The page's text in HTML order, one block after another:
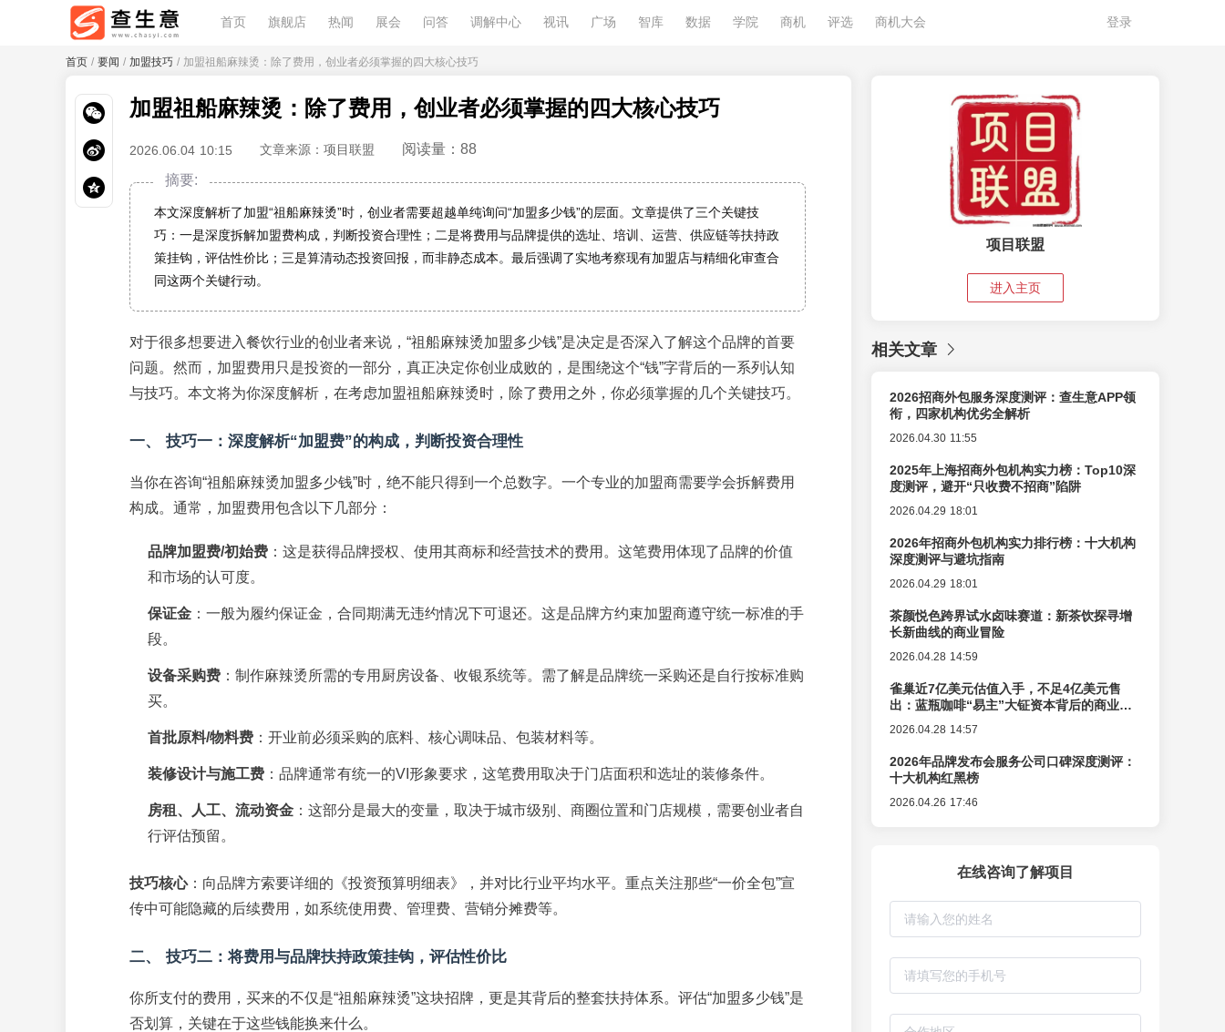
首页 旗舰店 热闻 展会 问答 调解中心 视讯 广场 智库 数据 学院 商机 评选 商机大会 登录
首页 / 要闻 / 加盟技巧 / 加盟祖船麻辣烫：除了费用，创业者必须掌握的四大核心技巧
加盟祖船麻辣烫：除了费用，创业者必须掌握的四大核心技巧
2026.06.04 10:15 文章来源：项目联盟
阅读量：88
摘要:
本文深度解析了加盟“祖船麻辣烫”时，创业者需要超越单纯询问“加盟多少钱”的层面。文章提供了三个关键技
巧：一是深度拆解加盟费构成，判断投资合理性；二是将费用与品牌提供的选址、培训、运营、供应链等扶持政
策挂钩，评估性价比；三是算清动态投资回报，而非静态成本。最后强调了实地考察现有加盟店与精细化审查合
同这两个关键行动。
对于很多想要进入餐饮行业的创业者来说，“祖船麻辣烫加盟多少钱”是决定是否深入了解这个品牌的首要
问题。然而，加盟费用只是投资的一部分，真正决定你创业成败的，是围绕这个“钱”字背后的一系列认知
与技巧。本文将为你深度解析，在考虑加盟祖船麻辣烫时，除了费用之外，你必须掌握的几个关键技巧。
一、 技巧一：深度解析“加盟费”的构成，判断投资合理性
当你在咨询“祖船麻辣烫加盟多少钱”时，绝不能只得到一个总数字。一个专业的加盟商需要学会拆解费用
构成。通常，加盟费用包含以下几部分：
品牌加盟费/初始费 ：这是获得品牌授权、使用其商标和经营技术的费用。这笔费用体现了品牌的价值
和市场的认可度。
保证金 ：一般为履约保证金，合同期满无违约情况下可退还。这是品牌方约束加盟商遵守统一标准的手
段。
设备采购费 ：制作麻辣烫所需的专用厨房设备、收银系统等。需了解是品牌统一采购还是自行按标准购
买。
首批原料/物料费 ：开业前必须采购的底料、核心调味品、包装材料等。
装修设计与施工费 ：品牌通常有统一的VI形象要求，这笔费用取决于门店面积和选址的装修条件。
房租、人工、流动资金 ：这部分是最大的变量，取决于城市级别、商圈位置和门店规模，需要创业者自
行评估预留。
技巧核心：向品牌方索要详细的《投资预算明细表》，并对比行业平均水平。重点关注那些“一价全包”宣
传中可能隐藏的后续费用，如系统使用费、管理费、营销分摊费等。
二、 技巧二：将费用与品牌扶持政策挂钩，评估性价比
你所支付的费用，买来的不仅是“祖船麻辣烫”这块招牌，更是其背后的整套扶持体系。评估“加盟多少钱”是
否划算，关键在于这些钱能换来什么。
项目联盟
进入主页
相关文章
2026招商外包服务深度测评：查生意APP领
衔，四家机构优劣全解析
2026.04.30 11:55
2025年上海招商外包机构实力榜：Top10深
度测评，避开“只收费不招商”陷阱
2026.04.29 18:01
2026年招商外包机构实力排行榜：十大机构
深度测评与避坑指南
2026.04.29 18:01
茶颜悦色跨界试水卤味赛道：新茶饮探寻增
长新曲线的商业冒险
2026.04.28 14:59
雀巢近7亿美元估值入手，不足4亿美元售
出：蓝瓶咖啡“易主”大钲资本背后的商业逻
2026.04.28 14:57
2026年品牌发布会服务公司口碑深度测评：
十大机构红黑榜
2026.04.26 17:46
在线咨询了解项目